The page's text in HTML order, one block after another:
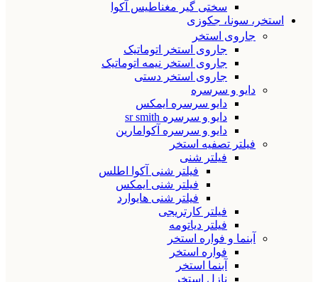
سختی گیر مغناطیس آکوا
استخر، سونا، جکوزی
جاروی استخر
جاروی استخر اتوماتیک
جاروی استخر نیمه اتوماتیک
جاروی استخر دستی
دایو و سرسره
دایو سرسره ایمکس
دایو و سرسره sr smith
دایو و سرسره آکوامارین
فیلتر تصفیه استخر
فیلتر شنی
فیلتر شنی آکوا اطلس
فیلتر شنی ایمکس
فیلتر شنی هایوارد
فیلتر کارتریجی
فیلتر دیاتومه
آبنما و فواره استخر
فواره استخر
آبنما استخر
نازل استخر